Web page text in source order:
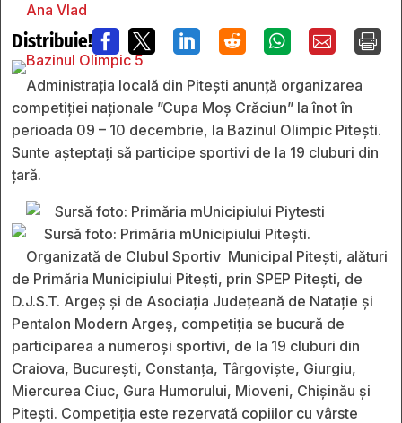
Ana Vlad
Distribuie!       
Administrația locală din Pitești anunță organizarea
competiției naționale ”Cupa Moș Crăciun” la înot în
perioada 09 – 10 decembrie, la Bazinul Olimpic Pitești.
Sunte așteptați să participe sportivi de la 19 cluburi din
țară.
Organizată de Clubul Sportiv Municipal Pitești, alături
de Primăria Municipiului Pitești, prin SPEP Pitești, de
D.J.S.T. Argeș și de Asociația Județeană de Natație și
Pentalon Modern Argeș, competiția se bucură de
participarea a numeroși sportivi, de la 19 cluburi din
Craiova, București, Constanța, Târgoviște, Giurgiu,
Miercurea Ciuc, Gura Humorului, Mioveni, Chișinău și
Pitești. Competiția este rezervată copiilor cu vârste